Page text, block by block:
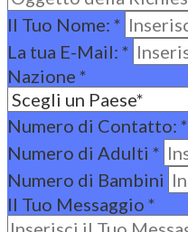
Il Tuo Nome: *
La tua E-Mail: *
Nazione *
Numero di Contatto: *
Numero di Adulti *
Numero di Bambini
Il Tuo Messaggio *